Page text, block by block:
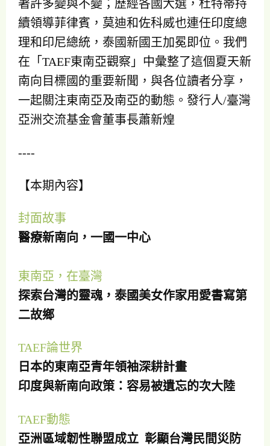
著許多變與不變；歷經各國大選，杜特蒂持
續領導菲律賓，莫迪和佐科威也連任印度總
理和印尼總統，泰國新國王加冕即位。我們
在「TAEF東南亞觀察」中彙整了這個夏天新
南向目標國的重要新聞，與各位讀者分享，
一起關注東南亞及南亞的動態。發行人/臺灣
亞洲交流基金會董事長蕭新煌
----
【本期內容】
封面故事
醫療新南向，一國一中心
東南亞，在臺灣
探索台灣的靈魂，泰國美女作家用愛書寫第
二故鄉
TAEF論世界
日本的東南亞青年領袖深耕計畫
印度與新南向政策：容易被遺忘的次大陸
TAEF動態
亞洲區域韌性聯盟成立 彰顯台灣民間災防